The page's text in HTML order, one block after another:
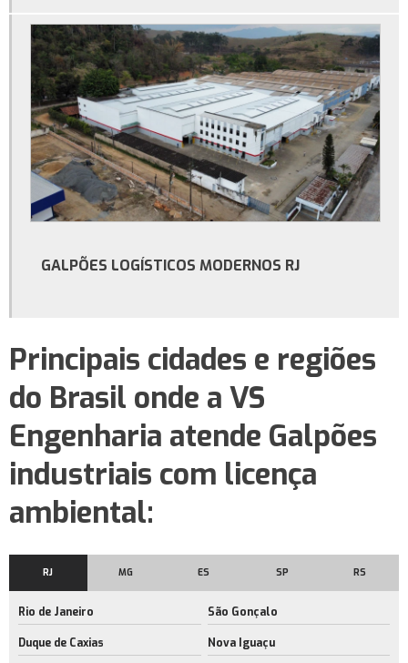
Construção de galpão comercial
Empresa de construção de galpão comercial no rio de janeiro
Serviço de construção de galpão comercial no rio de janeiro
Serviço de construção de galpão no rj
Empresa de construção de galpão no rio de janeiro
Serviço de construção de galpão industrial
Construtora de galpão industrial no rio de janeiro
Construção de galpão industrial no rj
Serviço de construção de galpão comercial no rj
Construtora de galpão comercial
Locação de galpão de armazenamento no rj
Aluguel de barracão
Aluguel galpão logístico
Galpão logístico
Galpão logístico para alugar
Locação de barracão
Aluguel de área de armazenagem no rj
GALPÕES LOGÍSTICOS MODERNOS RJ
Principais cidades e regiões
do Brasil onde a VS
Engenharia atende Galpões
industriais com licença
ambiental:
RJ MG ES SP RS
Rio de Janeiro São Gonçalo
Duque de Caxias Nova Iguaçu